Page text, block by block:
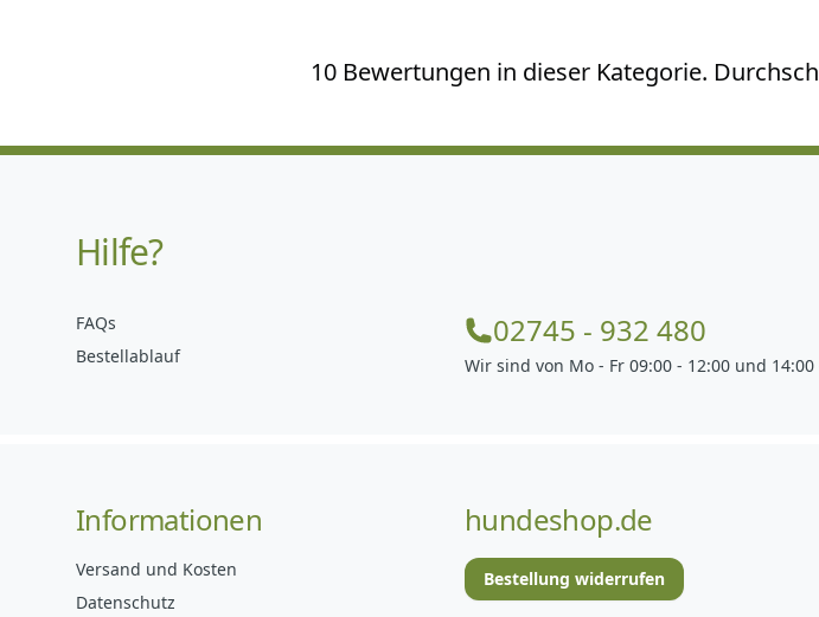
10 Bewertungen in dieser Kategorie.
Hilfe?
FAQs
Bestellablauf
02745 - 932 480
Wir sind von Mo - Fr 09:00 - 12:00 und
Informationen
Versand und Kosten
Datenschutz
hundeshop.de
Bestellung widerrufen